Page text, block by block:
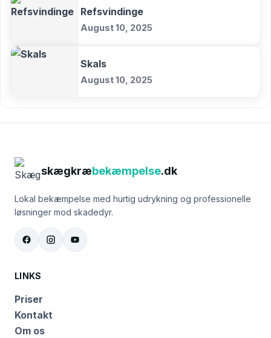
Refsvindinge
August 10, 2025
Skals
August 10, 2025
skægkræbekæmpelse.dk
Lokal bekæmpelse med hurtig udrykning og professionelle
løsninger mod skadedyr.
LINKS
Priser
Kontakt
Om os